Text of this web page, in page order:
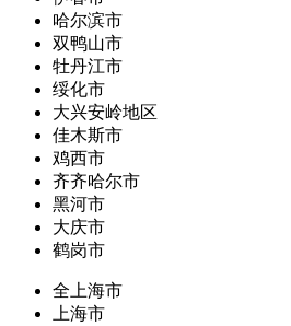
哈尔滨市
双鸭山市
牡丹江市
绥化市
大兴安岭地区
佳木斯市
鸡西市
齐齐哈尔市
黑河市
大庆市
鹤岗市
全上海市
上海市